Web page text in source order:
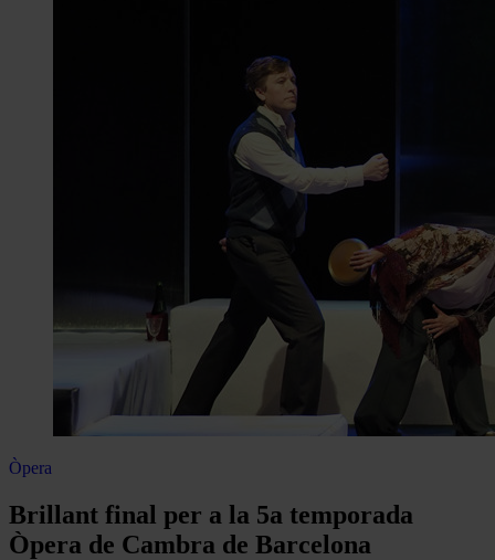
Òpera
Brillant final per a la 5a temporada
Òpera de Cambra de Barcelona